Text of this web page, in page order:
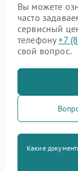
Вы можете
часто
сервисный
телефону+7
свой вопрос.
Какие